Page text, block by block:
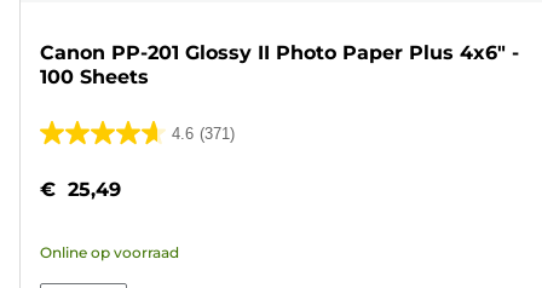
Canon PP-201 Glossy II Photo Paper Plus 4x6" -
100 Sheets
4.6 (371)
4.6
de
sterren.
€ 25,49
Online op voorraad